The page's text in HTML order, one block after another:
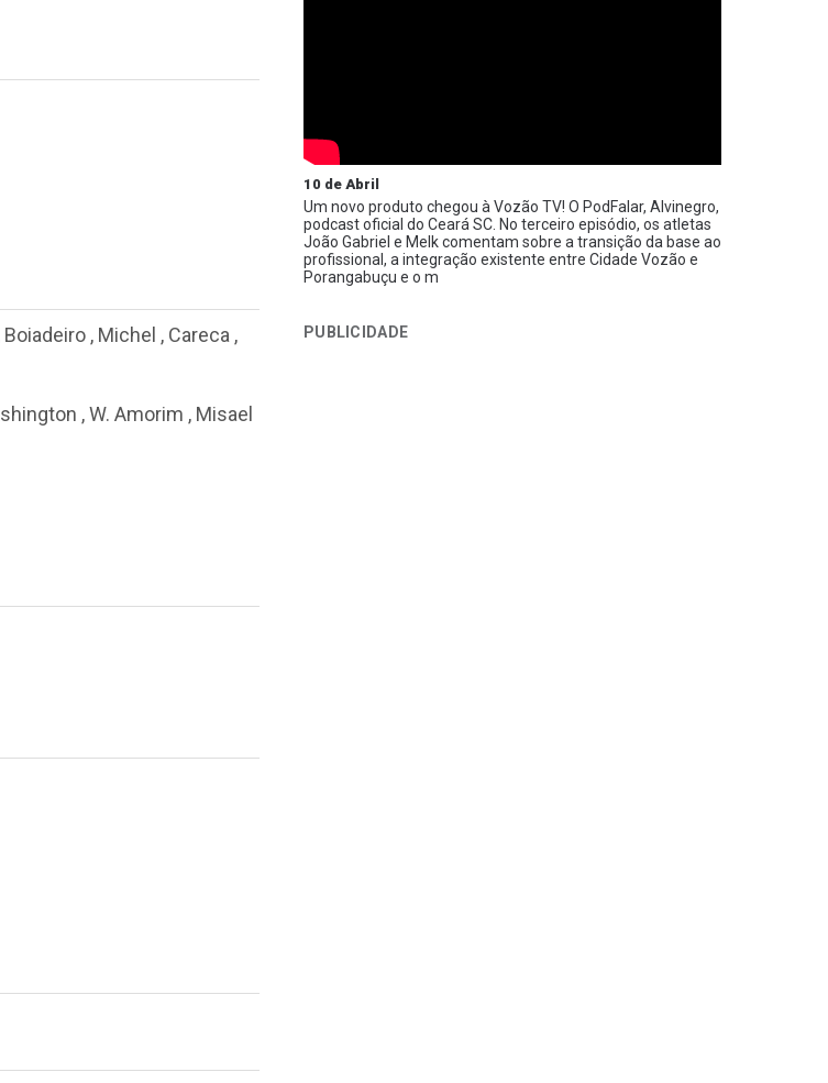
Boiadeiro , Michel , Careca ,
,W. Amorim , Misael
10 de Abril
Um novo produto chegou à Vozão TV! O PodFalar, Alvinegro,
podcast oficial do Ceará SC. No terceiro episódio, os atletas
João Gabriel e Melk comentam sobre a transição da base ao
profissional, a integração existente entre Cidade Vozão e
Porangabuçu e o m
PUBLICIDADE